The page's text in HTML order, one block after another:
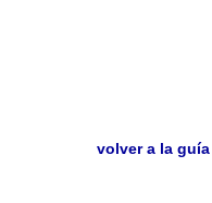
volver a la guía